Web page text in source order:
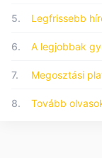
5. Legfrissebb
6. A legjobbak
7. Megosztási
8. Tovább